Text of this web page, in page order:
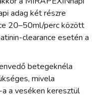
adag két részre
20–50ml/perc között
clearance esetén a
betegeknéla
mivela
a veséken keresztül